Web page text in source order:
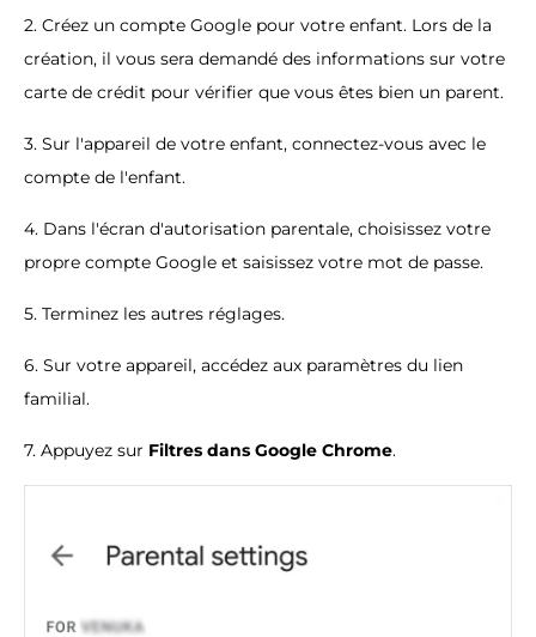
2. Créez un compte Google pour votre enfant. Lors de la
création, il vous sera demandé des informations sur votre
carte de crédit pour vérifier que vous êtes bien un parent.
3. Sur l'appareil de votre enfant, connectez-vous avec le
compte de l'enfant.
4. Dans l'écran d'autorisation parentale, choisissez votre
propre compte Google et saisissez votre mot de passe.
5. Terminez les autres réglages.
6. Sur votre appareil, accédez aux paramètres du lien
familial.
7. Appuyez sur Filtres dans Google Chrome.